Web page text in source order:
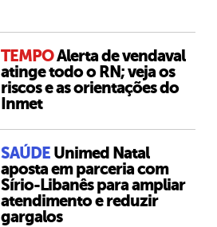
TEMPOAlerta de vendaval
atinge todo o RN; veja os
riscos e as orientações do
Inmet
SAÚDE Unimed Natal
aposta em parceria com
Sírio-Libanês para ampliar
atendimento e reduzir
gargalos